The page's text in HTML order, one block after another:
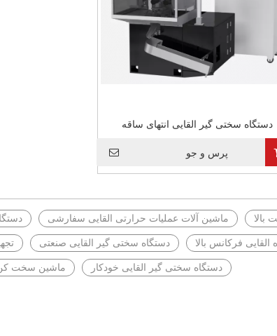
دستگاه سختی گیر القایی انتهای ساقه
پرس و جو
ماشین آلات عملیات حرارتی القایی سفارشی
بالا
دستگاه سختی گیر القایی صنعتی
فرکانس بالا
ماشین سخت کن
دستگاه سختی گیر القایی خودکار